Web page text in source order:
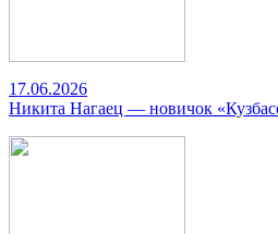
17.06.2026
Никита Нагаец — новичок